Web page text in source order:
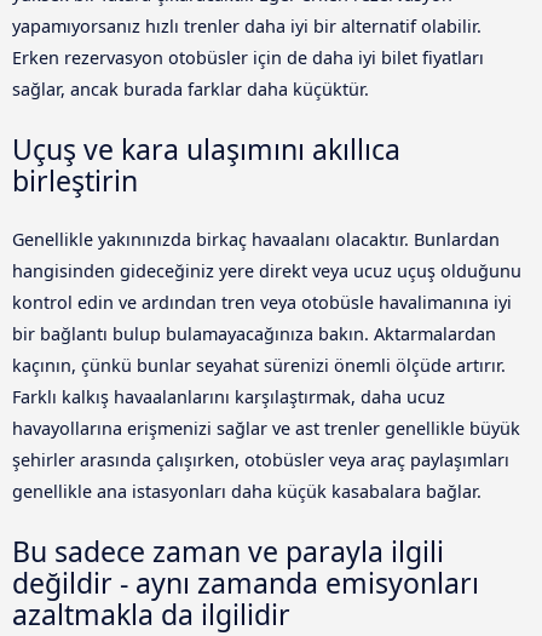
yapamıyorsanız hızlı trenler daha iyi bir alternatif olabilir.
Erken rezervasyon otobüsler için de daha iyi bilet fiyatları
sağlar, ancak burada farklar daha küçüktür.
Uçuş ve kara ulaşımını akıllıca
birleştirin
Genellikle yakınınızda birkaç havaalanı olacaktır. Bunlardan
hangisinden gideceğiniz yere direkt veya ucuz uçuş olduğunu
kontrol edin ve ardından tren veya otobüsle havalimanına iyi
bir bağlantı bulup bulamayacağınıza bakın. Aktarmalardan
kaçının, çünkü bunlar seyahat sürenizi önemli ölçüde artırır.
Farklı kalkış havaalanlarını karşılaştırmak, daha ucuz
havayollarına erişmenizi sağlar ve ast trenler genellikle büyük
şehirler arasında çalışırken, otobüsler veya araç paylaşımları
genellikle ana istasyonları daha küçük kasabalara bağlar.
Bu sadece zaman ve parayla ilgili
değildir - aynı zamanda emisyonları
azaltmakla da ilgilidir